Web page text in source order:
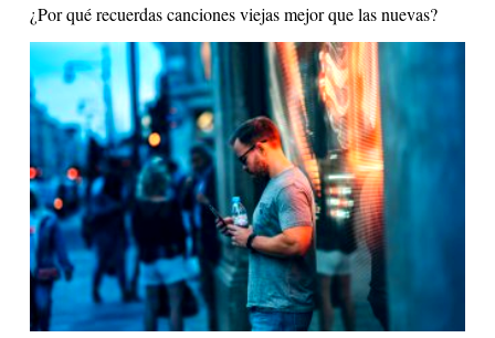
¿Por qué recuerdas canciones viejas mejor que las nuevas?